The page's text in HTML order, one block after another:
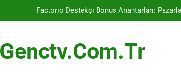
Factorio Destekçi Bonus Anahtarları:
Factorio Destekçi Bonus Anahtarları:
Genctv.com.tr